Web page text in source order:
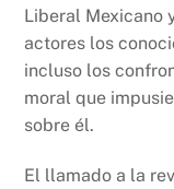
Liberal Mexicano
actores los
incluso los
moral que
sobre él.
El llamado a la